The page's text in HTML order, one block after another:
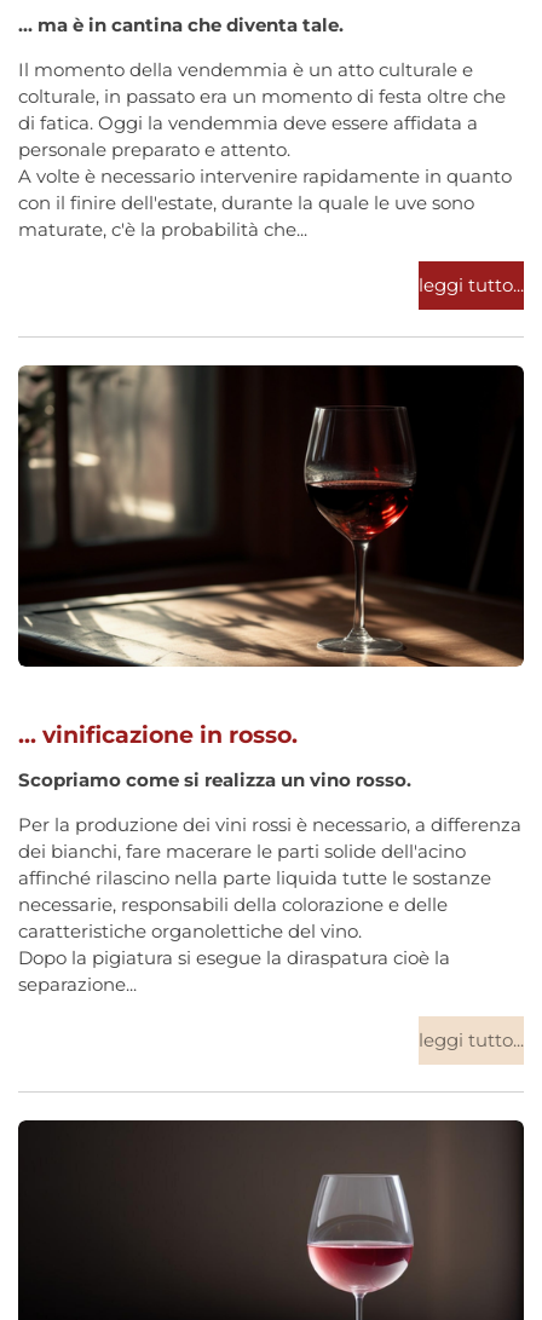
... ma è in cantina che diventa tale.
Il momento della vendemmia è un atto culturale e
colturale, in passato era un momento di festa oltre che
di fatica. Oggi la vendemmia deve essere affidata a
personale preparato e attento.
A volte è necessario intervenire rapidamente in quanto
con il finire dell'estate, durante la quale le uve sono
maturate, c'è la probabilità che...
leggi tutto...
... vinificazione in rosso.
Scopriamo come si realizza un vino rosso.
Per la produzione dei vini rossi è necessario, a differenza
dei bianchi, fare macerare le parti solide dell'acino
affinché rilascino nella parte liquida tutte le sostanze
necessarie, responsabili della colorazione e delle
caratteristiche organolettiche del vino.
Dopo la pigiatura si esegue la diraspatura cioè la
separazione...
leggi tutto...